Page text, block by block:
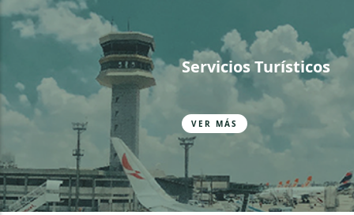
Servicios Turísticos
VER MÁS